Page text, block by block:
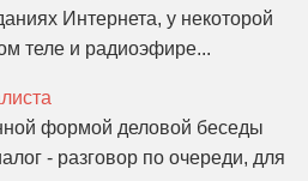
Интернета, у некоторой
теле и радиоэфире...
формой деловой беседы
- разговор по очереди, для